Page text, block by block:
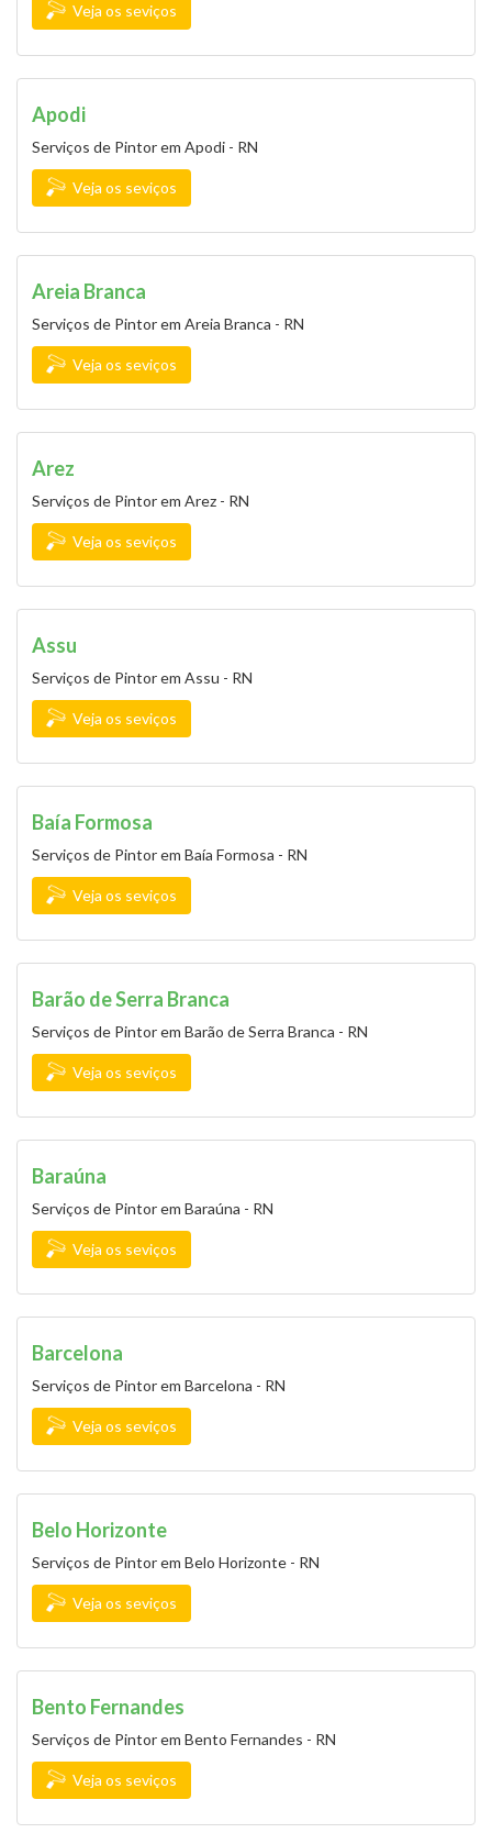
Veja os seviços
Apodi
Serviços de Pintor em Apodi - RN
Veja os seviços
Areia Branca
Serviços de Pintor em Areia Branca - RN
Veja os seviços
Arez
Serviços de Pintor em Arez - RN
Veja os seviços
Assu
Serviços de Pintor em Assu - RN
Veja os seviços
Baía Formosa
Serviços de Pintor em Baía Formosa - RN
Veja os seviços
Barão de Serra Branca
Serviços de Pintor em Barão de Serra Branca - RN
Veja os seviços
Baraúna
Serviços de Pintor em Baraúna - RN
Veja os seviços
Barcelona
Serviços de Pintor em Barcelona - RN
Veja os seviços
Belo Horizonte
Serviços de Pintor em Belo Horizonte - RN
Veja os seviços
Bento Fernandes
Serviços de Pintor em Bento Fernandes - RN
Veja os seviços